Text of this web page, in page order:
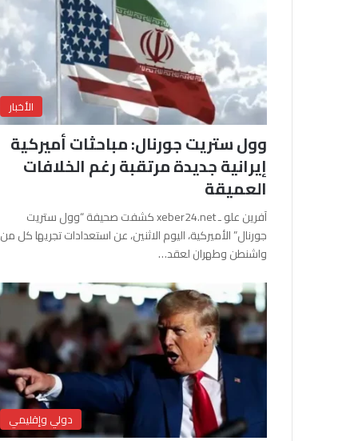
الأخبار
وول ستريت جورنال: مباحثات أميركية
إيرانية جديدة مرتقبة رغم الخلافات
العميقة
آفرين علو ـ xeber24.net كشفت صحيفة “وول ستريت
جورنال” الأميركية، اليوم الاثنين، عن استعدادات تجريها كل من
واشنطن وطهران لعقد…
دولي وإقليمي